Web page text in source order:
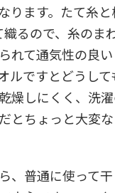
ります。たて糸
るので、糸のま
れて通気性の良
ルですとどうし
燥しにくく、洗
とちょっと大変
、普通に使って